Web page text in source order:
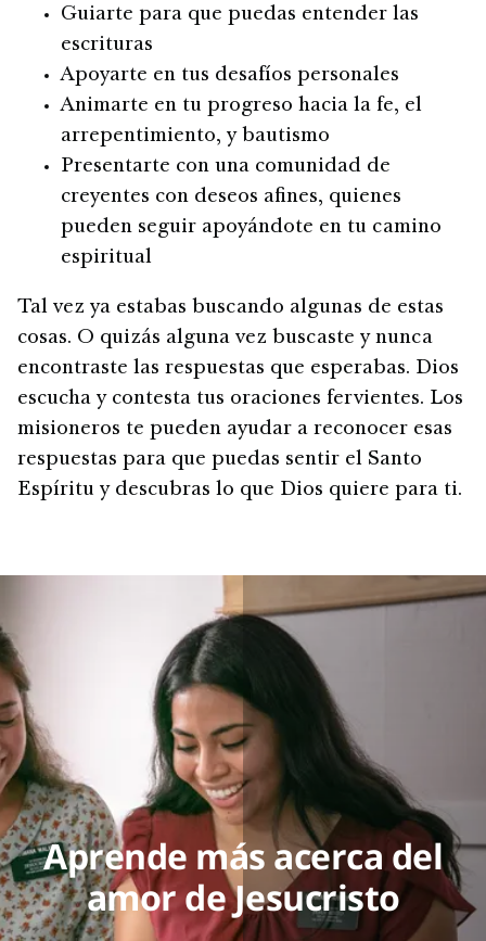
Guiarte para que puedas entender las
escrituras
Apoyarte en tus desafíos personales
Animarte en tu progreso hacia la fe, el
arrepentimiento, y bautismo
Presentarte con una comunidad de
creyentes con deseos afines, quienes
pueden seguir apoyándote en tu camino
espiritual
Tal vez ya estabas buscando algunas de estas
cosas. O quizás alguna vez buscaste y nunca
encontraste las respuestas que esperabas. Dios
escucha y contesta tus oraciones fervientes. Los
misioneros te pueden ayudar a reconocer esas
respuestas para que puedas sentir el Santo
Espíritu y descubras lo que Dios quiere para ti.
Aprende más acerca del
amor de Jesucristo